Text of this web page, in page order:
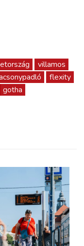
villamos
flexity
gotha